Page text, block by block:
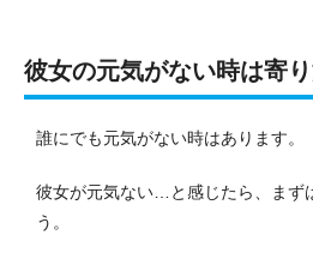
彼女の元気がない時は寄
誰にでも元気がない時はあります。
彼女が元気ない…と感じたら、まず
う。